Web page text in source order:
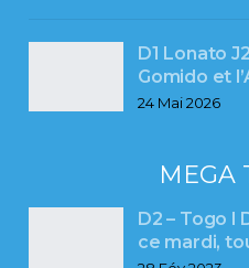
D1 Lonato
Gomido et
24 Mai 2026
MEGA
D2 – Togo l
ce mardi,